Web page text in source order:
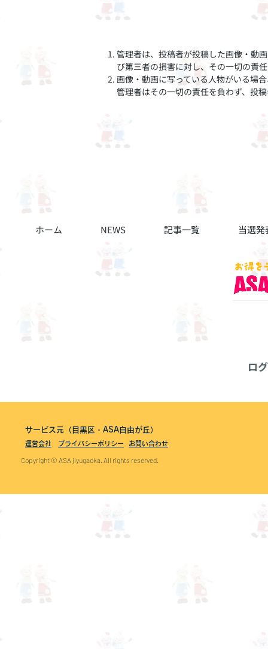
管理者は、投稿者が投稿した画像・動
び第三者の損害に対し、その一切の責
画像・動画に写っている人物がいる場
管理者はその一切の責任を負わず、投
ホーム NEWS 記事一覧 当選発
ロ
サービス元（目黒区・ASA自由が丘）
運営会社 プライバシーポリシー お問い合わせ
Copyright © ASA jiyugaoka. All rights reserved.